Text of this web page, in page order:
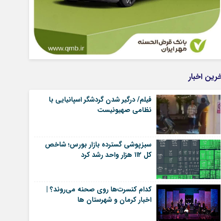
اخبار
فیلم/ درگیر شدن گردشگر اسپانیایی با
نظامی صهیونیست
سبزپوشی گسترده بازار بورس؛ شاخص
کل ۱۱۲ هزار واحد رشد کرد
کدام کنسرت‌ها روی صحنه می‌روند؟ |
اخبار کرمان و شهرستان ها